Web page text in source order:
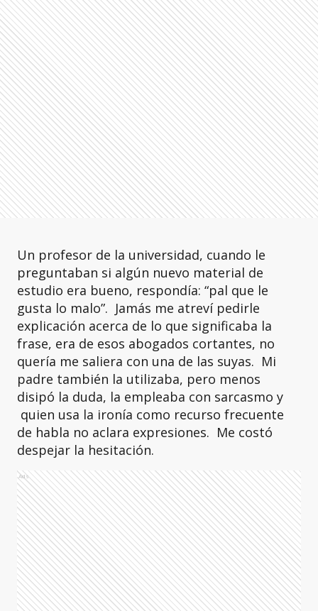
Un profesor de la universidad, cuando le
preguntaban si algún nuevo material de
estudio era bueno, respondía: “pal que le
gusta lo malo”. Jamás me atreví pedirle
explicación acerca de lo que significaba la
frase, era de esos abogados cortantes, no
quería me saliera con una de las suyas. Mi
padre también la utilizaba, pero menos
disipó la duda, la empleaba con sarcasmo y
quien usa la ironía como recurso frecuente
de habla no aclara expresiones. Me costó
despejar la hesitación.
Ads